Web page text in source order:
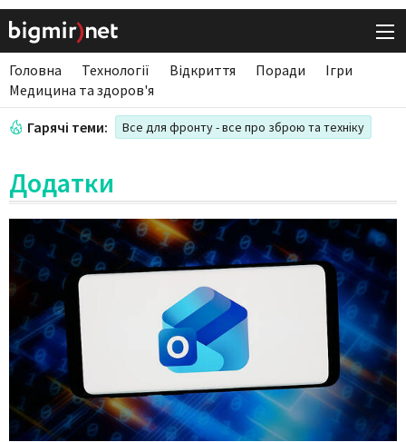
Головна Технології Відкриття Поради
Ігри
Медицина та здоров'я
Гарячі теми: Все для фронту - все про зброю та техніку
Додатки